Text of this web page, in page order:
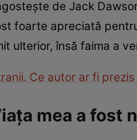
de Jack
foarte apreciată
ulterior, însă faima a
Ce autor ar fi
mea a fost